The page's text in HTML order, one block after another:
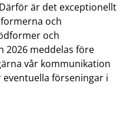
är det exceptionellt
och
och
2026 meddelas före
vår kommunikation
förseningar i